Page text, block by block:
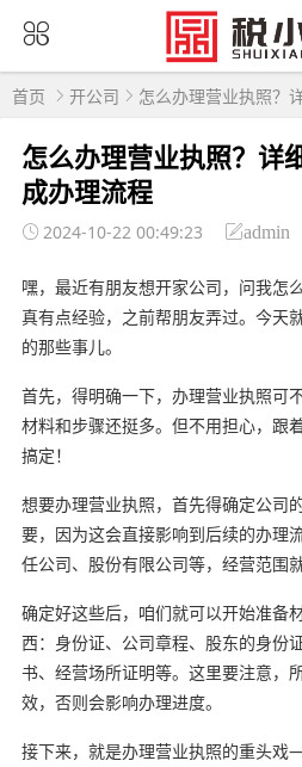
首页 开公司 怎么办理营业执照？
怎么办理营业执照？详
成办理流程
2024-10-22 00:49:23 admin
嘿，最近有朋友想开家公司，问我怎
真有点经验，之前帮朋友弄过。今天
的那些事儿。
首先，得明确一下，办理营业执照可
材料和步骤还挺多。但不用担心，跟
搞定！
想要办理营业执照，首先得确定公司
要，因为这会直接影响到后续的办理
任公司、股份有限公司等，经营范围
确定好这些后，咱们就可以开始准备
西：身份证、公司章程、股东的身份
书、经营场所证明等。这里要注意，
效，否则会影响办理进度。
接下来，就是办理营业执照的重头